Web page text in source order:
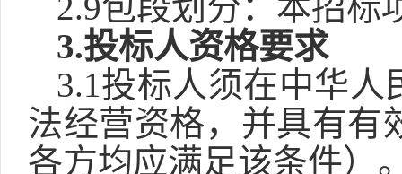
3.投标人资格要求
3.1投标人须在中华
法经营资格，并具有有
各方均应满足该条件）